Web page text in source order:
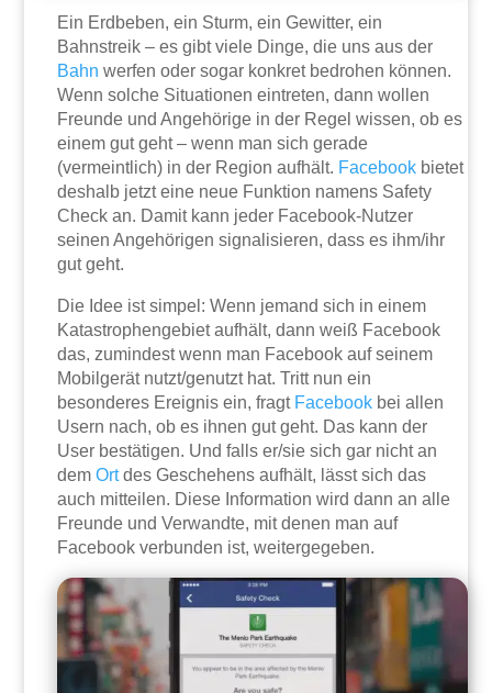
Ein Erdbeben, ein Sturm, ein Gewitter, ein
Bahnstreik – es gibt viele Dinge, die uns aus der
Bahn werfen oder sogar konkret bedrohen können.
Wenn solche Situationen eintreten, dann wollen
Freunde und Angehörige in der Regel wissen, ob es
einem gut geht – wenn man sich gerade
(vermeintlich) in der Region aufhält. Facebook bietet
deshalb jetzt eine neue Funktion namens Safety
Check an. Damit kann jeder Facebook-Nutzer
seinen Angehörigen signalisieren, dass es ihm/ihr
gut geht.
Die Idee ist simpel: Wenn jemand sich in einem
Katastrophengebiet aufhält, dann weiß Facebook
das, zumindest wenn man Facebook auf seinem
Mobilgerät nutzt/genutzt hat. Tritt nun ein
besonderes Ereignis ein, fragt Facebook bei allen
Usern nach, ob es ihnen gut geht. Das kann der
User bestätigen. Und falls er/sie sich gar nicht an
demOrtdes Geschehens aufhält, lässt sich das
auch mitteilen. Diese Information wird dann an alle
Freunde und Verwandte, mit denen man auf
Facebook verbunden ist, weitergegeben.